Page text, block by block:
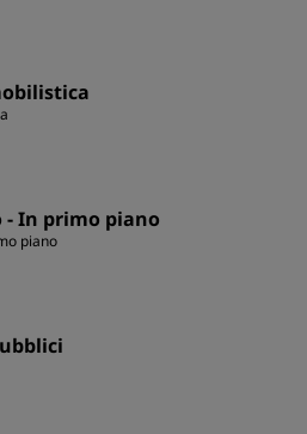
In primo piano
piano